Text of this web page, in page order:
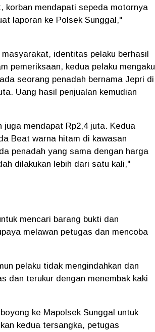
korban mendapati sepeda motornya
laporan ke Polsek Sunggal,"
identitas pelaku berhasil
pemeriksaan, kedua pelaku mengaku
seorang penadah bernama Jepri di
Uang hasil penjualan kemudian
juga mendapat Rp2,4 juta. Kedua
Beat warna hitam di kawasan
penadah yang sama dengan harga
dilakukan lebih dari satu kali,"
mencari barang bukti dan
melawan petugas dan mencoba
pelaku tidak mengindahkan dan
dan terukur dengan menembak kaki
ke Mapolsek Sunggal untuk
kedua tersangka, petugas